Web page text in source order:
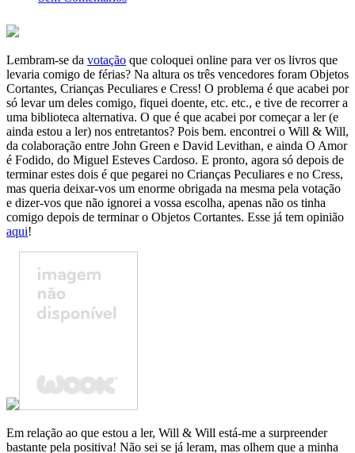
Lembram-se da votação que coloquei online para ver os livros que
levaria comigo de férias? Na altura os três vencedores foram Objetos
Cortantes, Crianças Peculiares e Cress! O problema é que acabei por
só levar um deles comigo, fiquei doente, etc. etc., e tive de recorrer a
uma biblioteca alternativa. O que é que acabei por começar a ler (e
ainda estou a ler) nos entretantos? Pois bem. encontrei o Will & Will,
da colaboração entre John Green e David Levithan, e ainda O Amor
é Fodido, do Miguel Esteves Cardoso. E pronto, agora só depois de
terminar estes dois é que pegarei no Crianças Peculiares e no Cress,
mas queria deixar-vos um enorme obrigada na mesma pela votação
e dizer-vos que não ignorei a vossa escolha, apenas não os tinha
comigo depois de terminar o Objetos Cortantes. Esse já tem opinião
aqui!
Em relação ao que estou a ler, Will & Will está-me a surpreender
bastante pela positiva! Não sei se já leram, mas olhem que a minha